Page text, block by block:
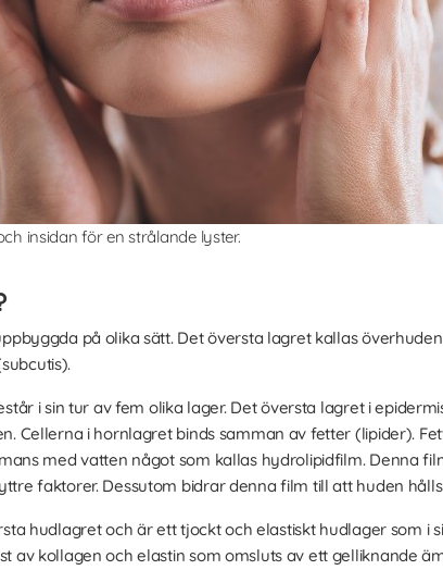
insidan för en strålande lyster.
på olika sätt. Det översta lagret kallas
i sin tur av fem olika lager. Det översta lagret i
Cellerna i hornlagret binds samman av fetter (lipider).
med vatten något som kallas hydrolipidfilm. Denna
faktorer. Dessutom bidrar denna film till att huden hålls
hudlagret och är ett tjockt och elastiskt hudlager som i
av kollagen och elastin som omsluts av ett gelliknande